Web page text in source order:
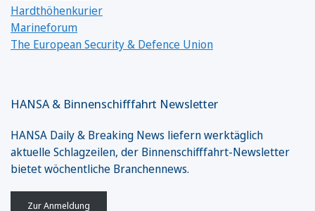
Hardthöhenkurier
Marineforum
The European Security & Defence Union
HANSA & Binnenschifffahrt Newsletter
HANSA Daily & Breaking News liefern werktäglich
aktuelle Schlagzeilen, der Binnenschifffahrt-Newsletter
bietet wöchentliche Branchennews.
Zur Anmeldung